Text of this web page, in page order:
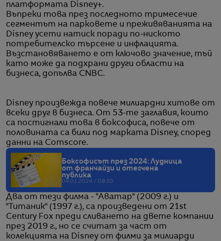
платформата Disney+.
Въпреки това през последното тримесечие
сегментът на парковете и преживяванията на
Disney усети натиск поради по-ниското
потребителско търсене и инфлацията.
Възстановяването е от ключово значение, тъй
като може да подхрани други области на
бизнеса, допълва CNBC.
Disney произвежда повече милиардни хитове от
всеки друг в бизнеса. От 53-те заглавия, които
са постигнали това в боксофиса, повече от
половината са били под марката Disney, според
данни на Comscore.
Боксофисът през 2024: Лудница
от франчайзи и отегчена
публика
04.01.2024 / 08:50
Два от тези филма - "Аватар" (2009 г.) и
"Титаник" (1997 г.), са произведени от 21st
Century Fox преди сливането на двете компании
през 2019 г., но се считат за част от
колекцията на Disney от филми за милиарди